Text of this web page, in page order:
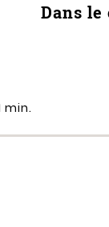
Dans le
min.